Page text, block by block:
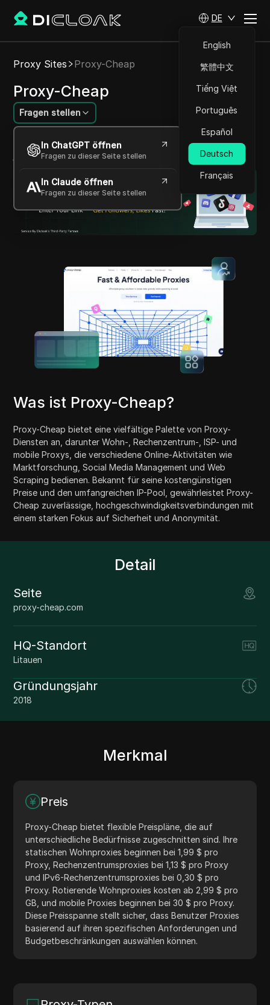
DE
English
繁體中文
Tiếng Việt
Português
Español
Deutsch
Français
Proxy Sites Proxy-Cheap
Proxy-Cheap
Fragen stellen
In ChatGPT öffnen
Fragen zu dieser Seite stellen
In Claude öffnen
Fragen zu dieser Seite stellen
Erschwingliche und hochwertige Proxys für
jeden Bedarf
Was ist Proxy-Cheap?
Proxy-Cheap bietet eine vielfältige Palette von Proxy-
Diensten an, darunter Wohn-, Rechenzentrum-, ISP- und
mobile Proxys, die verschiedene Online-Aktivitäten wie
Marktforschung, Social Media Management und Web
Scraping bedienen. Bekannt für seine kostengünstigen
Preise und den umfangreichen IP-Pool, gewährleistet Proxy-
Cheap zuverlässige, hochgeschwindigkeitsverbindungen mit
einem starken Fokus auf Sicherheit und Anonymität.
Detail
Seite
proxy-cheap.com
HQ-Standort
Litauen
Gründungsjahr
2018
Merkmal
Preis
Proxy-Cheap bietet flexible Preispläne, die auf
unterschiedliche Bedürfnisse zugeschnitten sind. Ihre
statischen Wohnproxies beginnen bei 1,99 $ pro
Proxy, Rechenzentrumsproxies bei 1,13 $ pro Proxy
und IPv6-Rechenzentrumsproxies bei 0,30 $ pro
Proxy. Rotierende Wohnproxies kosten ab 2,99 $ pro
GB, und mobile Proxies beginnen bei 30 $ pro Proxy.
Diese Preisspanne stellt sicher, dass Benutzer Proxies
basierend auf ihren spezifischen Anforderungen und
Budgetbeschränkungen auswählen können.